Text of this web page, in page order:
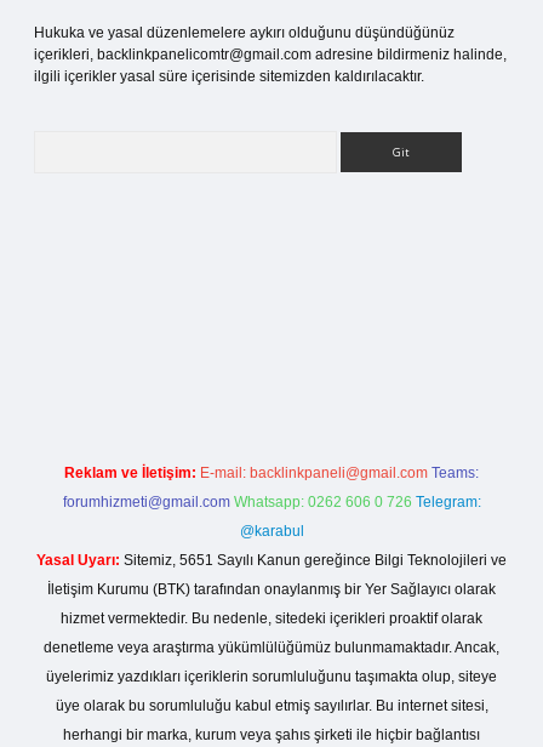
Hukuka ve yasal düzenlemelere aykırı olduğunu düşündüğünüz
içerikleri, backlinkpanelicomtr@gmail.com adresine bildirmeniz halinde,
ilgili içerikler yasal süre içerisinde sitemizden kaldırılacaktır.
Reklam ve İletişim: E-mail: backlinkpaneli@gmail.com Teams:
forumhizmeti@gmail.com Whatsapp: 0262 606 0 726 Telegram:
@karabul
Yasal Uyarı: Sitemiz, 5651 Sayılı Kanun gereğince Bilgi Teknolojileri ve
İletişim Kurumu (BTK) tarafından onaylanmış bir Yer Sağlayıcı olarak
hizmet vermektedir. Bu nedenle, sitedeki içerikleri proaktif olarak
denetleme veya araştırma yükümlülüğümüz bulunmamaktadır. Ancak,
üyelerimiz yazdıkları içeriklerin sorumluluğunu taşımakta olup, siteye
üye olarak bu sorumluluğu kabul etmiş sayılırlar. Bu internet sitesi,
herhangi bir marka, kurum veya şahıs şirketi ile hiçbir bağlantısı